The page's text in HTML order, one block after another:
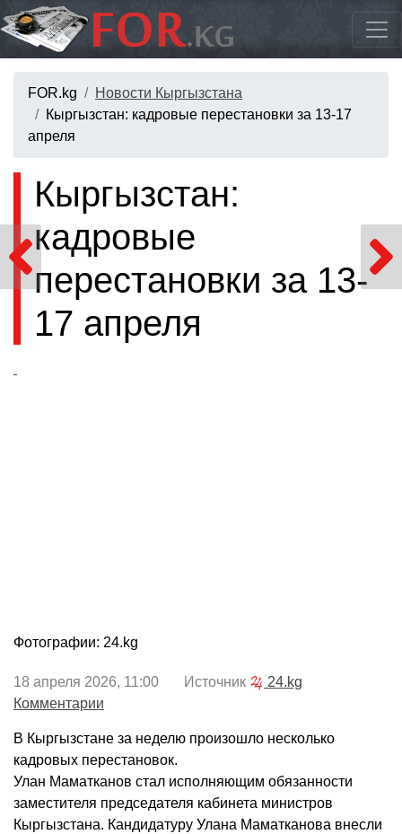
FOR.kg
Новости Кыргызстана
Кыргызстан: кадровые перестановки за 13-17
апреля
Кыргызстан:
кадровые
перестановки за 13-
17 апреля
Фотографии: 24.kg
18 апреля 2026, 11:00 Источник
24.kg
Комментарии
В Кыргызстане за неделю произошло несколько
кадровых перестановок.
Улан Маматканов стал исполняющим обязанности
заместителя председателя кабинета министров
Кыргызстана. Кандидатуру Улана Маматканова внесли